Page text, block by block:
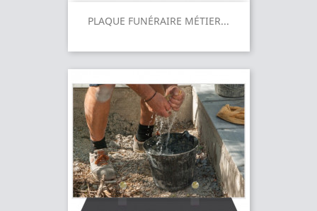
PLAQUE FUNÉRAIRE MÉTIER...